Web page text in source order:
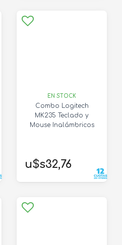
EN STOCK
Combo Logitech
MK235 Teclado y
Mouse Inalámbricos
u$s32,76